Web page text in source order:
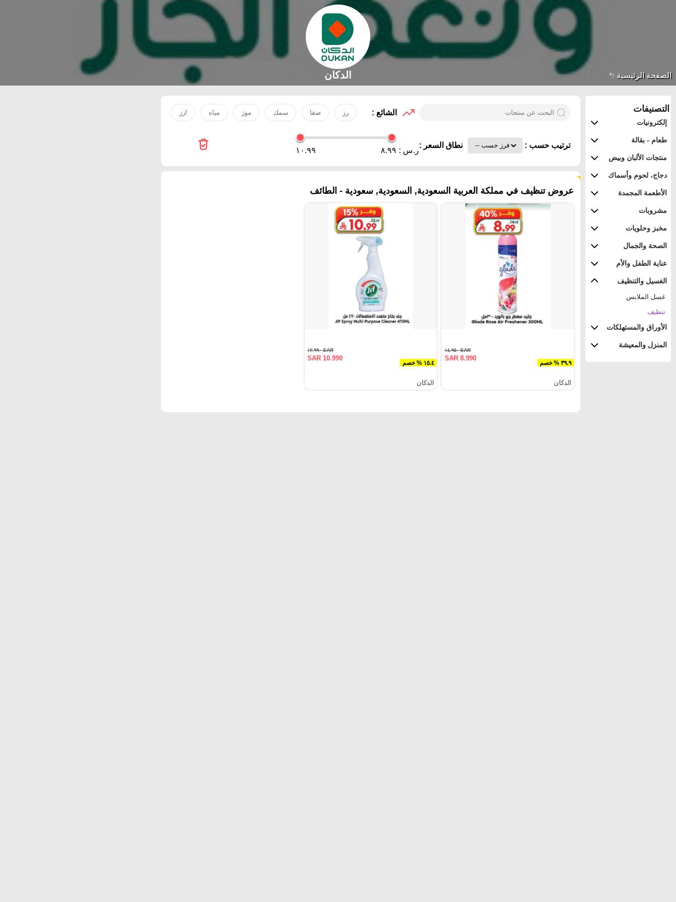
الصفحة الرئيسية الدكان
التصنيفات
إلكترونيات
طعام - بقالة
منتجات الألبان وبيض
دجاج، لحوم وأسماك
الأطعمة المجمدة
مشروبات
مخبز وحلويات
الصحة والجمال
عناية الطفل والأم
الغسيل والتنظيف
غسل الملابس
تنظيف
الأوراق والمستهلكات
المنزل والمعيشة
الشائع : رز صفا سمك موز مياه ارز
ترتيب حسب : نطاق السعر :
ر.س : ٨.٩٩ ١٠.٩٩
عروض تنظيف في مملكة العربية السعودية, السعودية, سعودية - الطائف
٣٩.٩ % خصم
SAR ١٤.٩٥٠
SAR 8.990
الدكان
١٥.٤ % خصم
SAR ١٢.٩٩٠
SAR 10.990
الدكان